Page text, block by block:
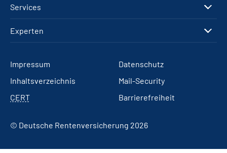
Services
Experten
Impressum
Datenschutz
Inhaltsverzeichnis
Mail-Security
CERT
Barrierefreiheit
© Deutsche Rentenversicherung 2026